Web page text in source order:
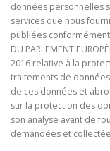
données personnelles
services que nous
publiées conformément
DU PARLEMENT
2016 relative à la
traitements de
de ces données et
sur la protection des
son analyse avant de
demandées et